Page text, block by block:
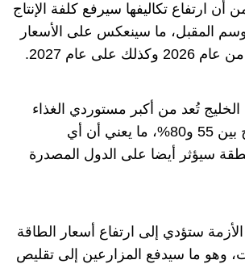
أن ارتفاع تكاليفها سيرفع كلفة الإنتاج
المقبل، ما سينعكس على الأسعار
على عام 2027.
تُعد من أكبر مستوردي الغذاء
عالميا بنسبة تراوح بين 55 و80%، ما يعني أن أي
سيؤثر أيضا على الدول المصدرة
ستؤدي إلى ارتفاع أسعار الطاقة
وهو ما سيدفع المزارعين إلى تقليص